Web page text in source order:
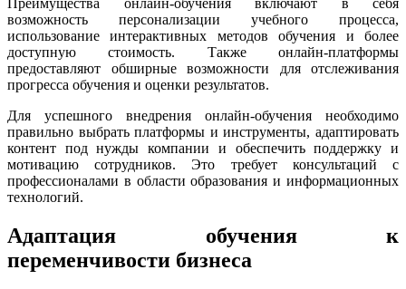
возможность персонализации учебного процесса,
использование интерактивных методов обучения и более
доступную стоимость. Также онлайн-платформы
предоставляют обширные возможности для отслеживания
прогресса обучения и оценки результатов.
Для успешного внедрения онлайн-обучения необходимо
правильно выбрать платформы и инструменты, адаптировать
контент под нужды компании и обеспечить поддержку и
мотивацию сотрудников. Это требует консультаций с
профессионалами в области образования и информационных
технологий.
Адаптация обучения к
переменчивости бизнеса